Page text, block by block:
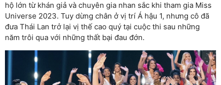
hộ lớn từ khán giả và chuyên gia nhan sắc khi tham gia Miss
Universe 2023. Tuy dừng chân ở vị trí Á hậu 1, nhưng cô đã
đưa Thái Lan trở lại vị thế cao quý tại cuộc thi sau những
năm trôi qua với những thất bại đau đớn.